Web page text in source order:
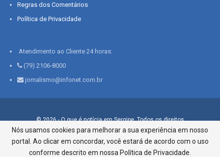
Regras dos Comentários
Política de Privacidade
Atendimento ao Cliente 24 horas:
(79) 2106-8000
jornalismo@infonet.com.br
© 2026 - O que é notícia em Sergipe. Todos os direitos
reservados.
Infonet - Rua Monsenhor Silveira 276, Bairro São José |
Aracaju-SE, CEP 49015-030, Fone: 79.2106.8000 - CI Centro de
Nós usamos cookies para melhorar a sua experiência em nosso
portal. Ao clicar em concordar, você estará de acordo com o uso
conforme descrito em nossa Política de Privacidade.